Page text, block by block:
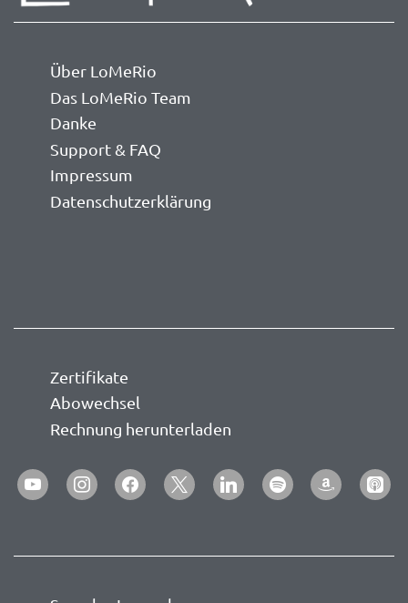
Über LoMeRio
Das LoMeRio Team
Danke
Support & FAQ
Impressum
Datenschutzerklärung
Zertifikate
Abowechsel
Rechnung herunterladen
youtubeinstagramfacebook
x linkedinspotifyamazonapple-